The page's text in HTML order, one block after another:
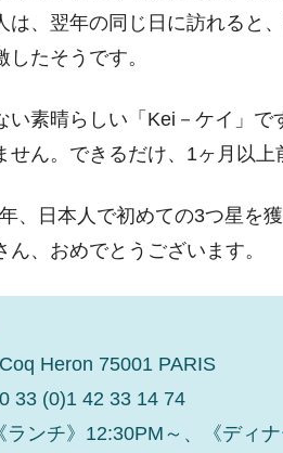
は、翌年の同じ日に訪れると
したそうです。
い素晴らしい「Kei－ケイ」
せん。できるだけ、1ヶ月以
、日本人で初めての3つ星を
ん、おめでとうございます。
Heron 75001 PARIS
33 (0)1 42 33 14 74
ランチ》12:30PM～、《ディ